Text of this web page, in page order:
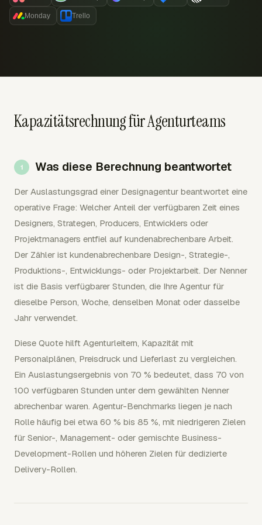
Monday Trello
Kapazitätsrechnung für Agenturteams
Was diese Berechnung beantwortet
Der Auslastungsgrad einer Designagentur beantwortet eine
operative Frage: Welcher Anteil der verfügbaren Zeit eines
Designers, Strategen, Producers, Entwicklers oder
Projektmanagers entfiel auf kundenabrechenbare Arbeit.
Der Zähler ist kundenabrechenbare Design-, Strategie-,
Produktions-, Entwicklungs- oder Projektarbeit. Der Nenner
ist die Basis verfügbarer Stunden, die Ihre Agentur für
dieselbe Person, Woche, denselben Monat oder dasselbe
Jahr verwendet.
Diese Quote hilft Agenturleitern, Kapazität mit
Personalplänen, Preisdruck und Lieferlast zu vergleichen.
Ein Auslastungsergebnis von 70 % bedeutet, dass 70 von
100 verfügbaren Stunden unter dem gewählten Nenner
abrechenbar waren. Agentur-Benchmarks liegen je nach
Rolle häufig bei etwa 60 % bis 85 %, mit niedrigeren Zielen
für Senior-, Management- oder gemischte Business-
Development-Rollen und höheren Zielen für dedizierte
Delivery-Rollen.